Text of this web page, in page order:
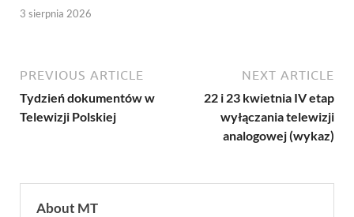
3 sierpnia 2026
PREVIOUS ARTICLE
Tydzień dokumentów w
Telewizji Polskiej
NEXT ARTICLE
22 i 23 kwietnia IV etap
wyłączania telewizji
analogowej (wykaz)
About MT